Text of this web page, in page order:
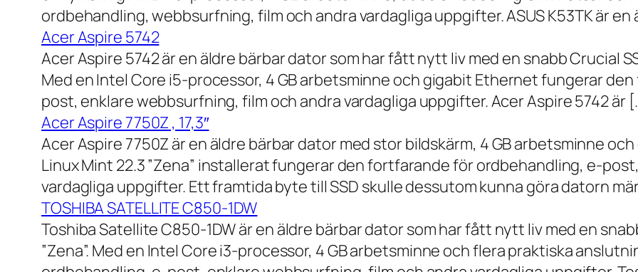
ordbehandling, webbsurfning, film och andra vardagliga uppgifter. ASUS K53TK är
Acer Aspire 5742
Acer Aspire 5742 är en äldre bärbar dator som har fått nytt liv med en snabb Crucial
Med en Intel Core i5-processor, 4 GB arbetsminne och gigabit Ethernet fungerar
post, enklare webbsurfning, film och andra vardagliga uppgifter. Acer Aspire 5742 är
Acer Aspire 7750Z , 17,3″
Acer Aspire 7750Z är en äldre bärbar dator med stor bildskärm, 4 GB arbetsminne
Linux Mint 22.3 ”Zena” installerat fungerar den fortfarande för ordbehandling, e-
vardagliga uppgifter. Ett framtida byte till SSD skulle dessutom kunna göra datorn
TOSHIBA SATELLITE C850-1DW
Toshiba Satellite C850-1DW är en äldre bärbar dator som har fått nytt liv med en
”Zena”. Med en Intel Core i3-processor, 4 GB arbetsminne och flera praktiska